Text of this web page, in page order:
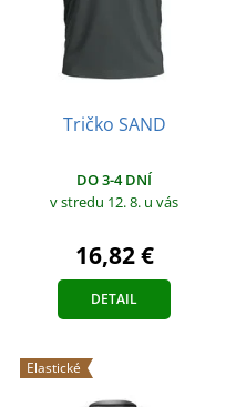
Tričko SAND
DO 3-4 DNÍ
v stredu 12. 8. u vás
16,82 €
DETAIL
Elastické